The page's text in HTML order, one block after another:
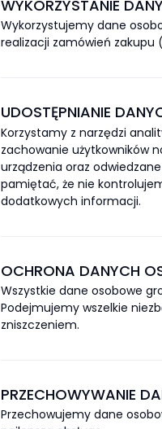
WYKORZYSTANIE
Wykorzystujemy dane
realizacji zamówień zakupu
UDOSTĘPNIANIE
Korzystamy z narzędzi
zachowanie użytkowników
urządzenia oraz
pamiętać, że nie
dodatkowych informacji.
OCHRONA DANYCH
Wszystkie dane osobowe
Podejmujemy wszelkie
zniszczeniem.
PRZECHOWYWANIE
Przechowujemy dane